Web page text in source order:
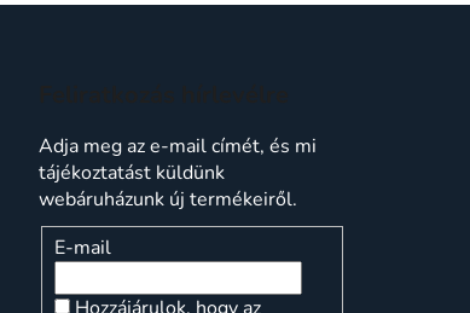
Adja meg az e-mail címét, és mi
tájékoztatást küldünk
webáruházunk új termékeiről.
E-mail
Hozzájárulok, hogy az